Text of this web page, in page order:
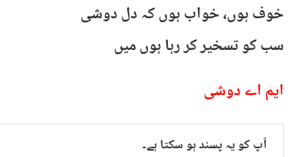
خوف ہوں، خواب ہوں کہ دل دوشی
سب کو تسخیر کر رہا ہوں میں
ایم اے دوشی
آپ کو یہ پسند ہو سکتا ہے۔